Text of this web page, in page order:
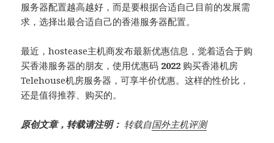
服务器配置越高越好，而是要根据合适自己目前的发展需
求，选择出最合适自己的香港服务器配置。
最近，hostease主机商发布最新优惠信息，觉着适合于购
买香港服务器的朋友，使用优惠码 2022 购买香港机房
Telehouse机房服务器，可享半价优惠。这样的性价比，
还是值得推荐、购买的。
原创文章，转载请注明： 转载自国外主机评测